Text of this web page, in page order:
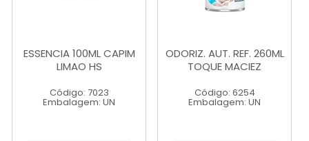
ESSENCIA 100ML CAPIM
LIMAO HS
Código: 7023
Embalagem: UN
ODORIZ. AUT. REF. 260ML
TOQUE MACIEZ
Código: 6254
Embalagem: UN